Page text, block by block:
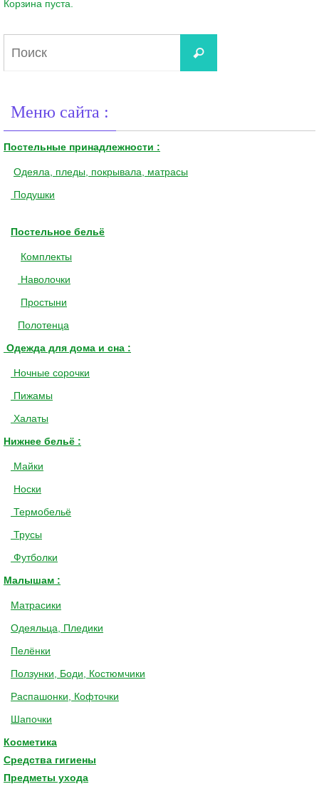
Корзина пуста.
Поиск
Меню сайта :
Постельные принадлежности :
Одеяла, пледы, покрывала, матрасы
Подушки
Постельное бельё
Комплекты
Наволочки
Простыни
Полотенца
Одежда для дома и сна :
Ночные сорочки
Пижамы
Халаты
Нижнее бельё :
Майки
Носки
Термобельё
Трусы
Футболки
Малышам :
Матрасики
Одеяльца, Пледики
Пелёнки
Ползунки, Боди, Костюмчики
Распашонки, Кофточки
Шапочки
Косметика
Средства гигиены
Предметы ухода